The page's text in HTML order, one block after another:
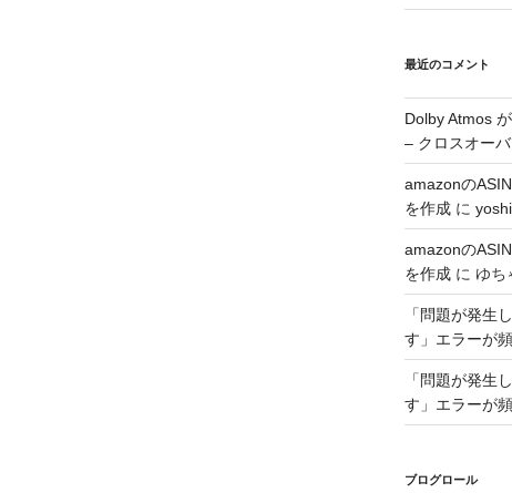
最近のコメント
Dolby Atmos
– クロスオー
amazonの
を作成に yoshi
amazonの
を作成に ゆち
「問題が発生
す」エラーが
「問題が発生
す」エラーが
ブログロール